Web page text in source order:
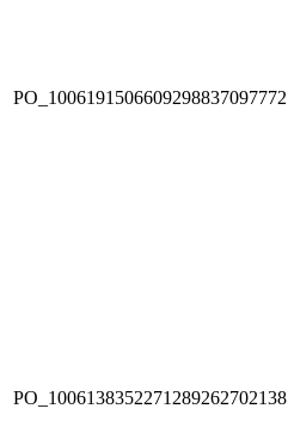
PO_1006191506609298837097772
PO_1006138352271289262702138